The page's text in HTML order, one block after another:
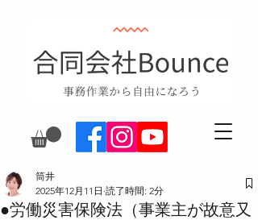
●労働災害保険法（事業主が故意又
筒井
2025年12月11日 読了時間: 2分